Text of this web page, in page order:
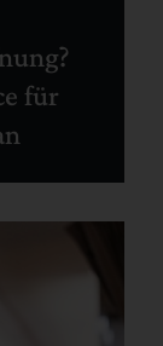
für